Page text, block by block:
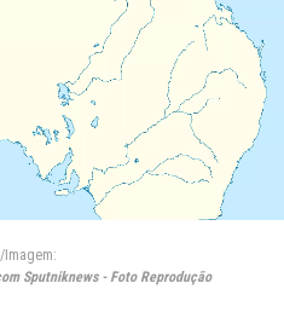
Imagem:
Sputniknews - Foto Reprodução